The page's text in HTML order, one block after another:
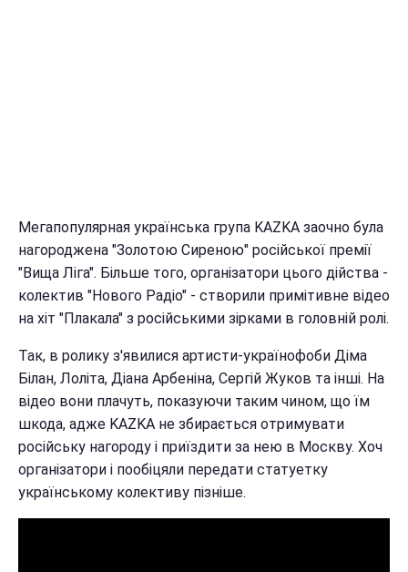
Мегапопулярная українська група KAZKA заочно була
нагороджена "Золотою Сиреною" російської премії
"Вища Ліга". Більше того, організатори цього дійства -
колектив "Нового Радіо" - створили примітивне відео
на хіт "Плакала" з російськими зірками в головній ролі.
Так, в ролику з'явилися артисти-українофоби Діма
Білан, Лоліта, Діана Арбеніна, Сергій Жуков та інші. На
відео вони плачуть, показуючи таким чином, що їм
шкода, адже KAZKA не збирається отримувати
російську нагороду і приїздити за нею в Москву. Хоч
організатори і пообіцяли передати статуетку
українському колективу пізніше.